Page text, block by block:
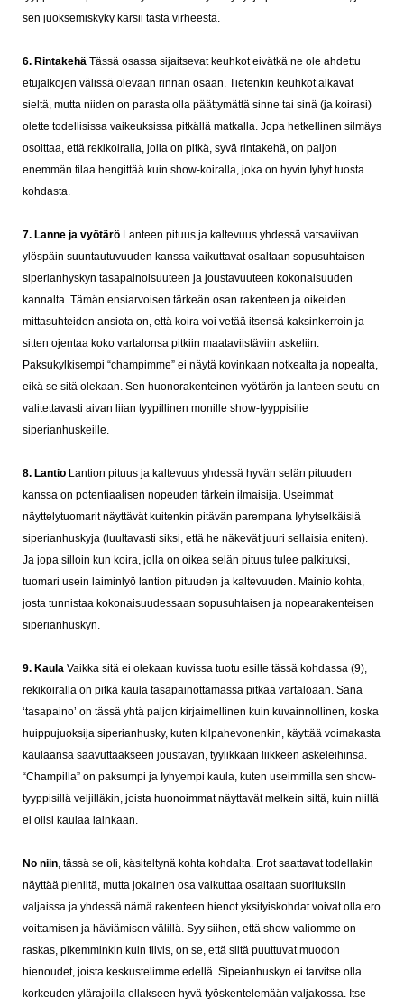
sen juoksemiskyky kärsii tästä virheestä.
6. Rintakehä Tässä osassa sijaitsevat keuhkot eivätkä ne ole ahdettu
etujalkojen välissä olevaan rinnan osaan. Tietenkin keuhkot alkavat
sieltä, mutta niiden on parasta olla päättymättä sinne tai sinä (ja koirasi)
olette todellisissa vaikeuksissa pitkällä matkalla. Jopa hetkellinen silmäys
osoittaa, että rekikoiralla, jolla on pitkä, syvä rintakehä, on paljon
enemmän tilaa hengittää kuin show-koiralla, joka on hyvin Iyhyt tuosta
kohdasta.
7. Lanne ja vyötärö Lanteen pituus ja kaltevuus yhdessä vatsaviivan
ylöspäin suuntautuvuuden kanssa vaikuttavat osaltaan sopusuhtaisen
siperianhyskyn tasapainoisuuteen ja joustavuuteen kokonaisuuden
kannalta. Tämän ensiarvoisen tärkeän osan rakenteen ja oikeiden
mittasuhteiden ansiota on, että koira voi vetää itsensä kaksinkerroin ja
sitten ojentaa koko vartalonsa pitkiin maataviistäviin askeliin.
Paksukylkisempi “champimme” ei näytä kovinkaan notkealta ja nopealta,
eikä se sitä olekaan. Sen huonorakenteinen vyötärön ja lanteen seutu on
valitettavasti aivan liian tyypillinen monille show-tyyppisilie
siperianhuskeille.
8. Lantio Lantion pituus ja kaltevuus yhdessä hyvän selän pituuden
kanssa on potentiaalisen nopeuden tärkein ilmaisija. Useimmat
näyttelytuomarit näyttävät kuitenkin pitävän parempana Iyhytselkäisiä
siperianhuskyja (luultavasti siksi, että he näkevät juuri sellaisia eniten).
Ja jopa silloin kun koira, jolla on oikea selän pituus tulee palkituksi,
tuomari usein laiminlyö lantion pituuden ja kaltevuuden. Mainio kohta,
josta tunnistaa kokonaisuudessaan sopusuhtaisen ja nopearakenteisen
siperianhuskyn.
9. Kaula Vaikka sitä ei olekaan kuvissa tuotu esille tässä kohdassa (9),
rekikoiralla on pitkä kaula tasapainottamassa pitkää vartaloaan. Sana
‘tasapaino’ on tässä yhtä paljon kirjaimellinen kuin kuvainnollinen, koska
huippujuoksija siperianhusky, kuten kilpahevonenkin, käyttää voimakasta
kaulaansa saavuttaakseen joustavan, tyylikkään liikkeen askeleihinsa.
“Champilla” on paksumpi ja Iyhyempi kaula, kuten useimmilla sen show-
tyyppisillä veljilläkin, joista huonoimmat näyttavät melkein siltä, kuin niillä
ei olisi kaulaa lainkaan.
No niin, tässä se oli, käsiteltynä kohta kohdalta. Erot saattavat todellakin
näyttää pieniltä, mutta jokainen osa vaikuttaa osaltaan suorituksiin
valjaissa ja yhdessä nämä rakenteen hienot yksityiskohdat voivat olla ero
voittamisen ja häviämisen välillä. Syy siihen, että show-valiomme on
raskas, pikemminkin kuin tiivis, on se, että siltä puuttuvat muodon
hienoudet, joista keskustelimme edellä. Sipeianhuskyn ei tarvitse olla
korkeuden ylärajoilla ollakseen hyvä työskentelemään valjakossa. Itse